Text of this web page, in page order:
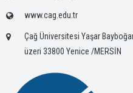
www.cag.edu.tr
Çağ Üniversitesi Yaşar
üzeri 33800 Yenice /MERSİN